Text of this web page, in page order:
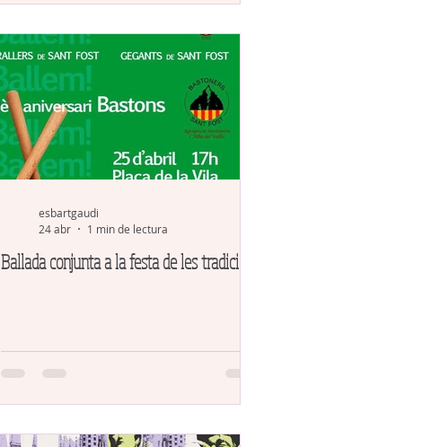
Ballada conjunta a la festa de les tradicions
esbartgaudi
24 abr
1 min de lectura